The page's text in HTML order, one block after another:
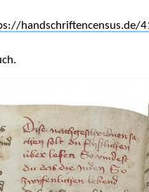
handschriftencensus.de/